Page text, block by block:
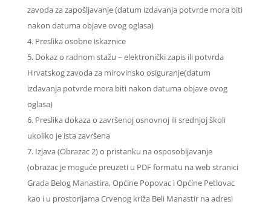
zavoda za zapošljavanje (datum izdavanja potvrde mora biti
nakon datuma objave ovog oglasa)
Preslika osobne iskaznice
Dokaz o radnom stažu – elektronički zapis ili potvrda
Hrvatskog zavoda za mirovinsko osiguranje(datum
izdavanja potvrde mora biti nakon datuma objave ovog
oglasa)
Preslika dokaza o završenoj osnovnoj ili srednjoj školi
ukoliko je ista završena
Izjava (Obrazac 2) o pristanku na osposobljavanje
(obrazac je moguće preuzeti u PDF formatu na web stranici
Grada Belog Manastira, Općine Popovac i Općine Petlovac
kao i u prostorijama Crvenog križa Beli Manastir na adresi